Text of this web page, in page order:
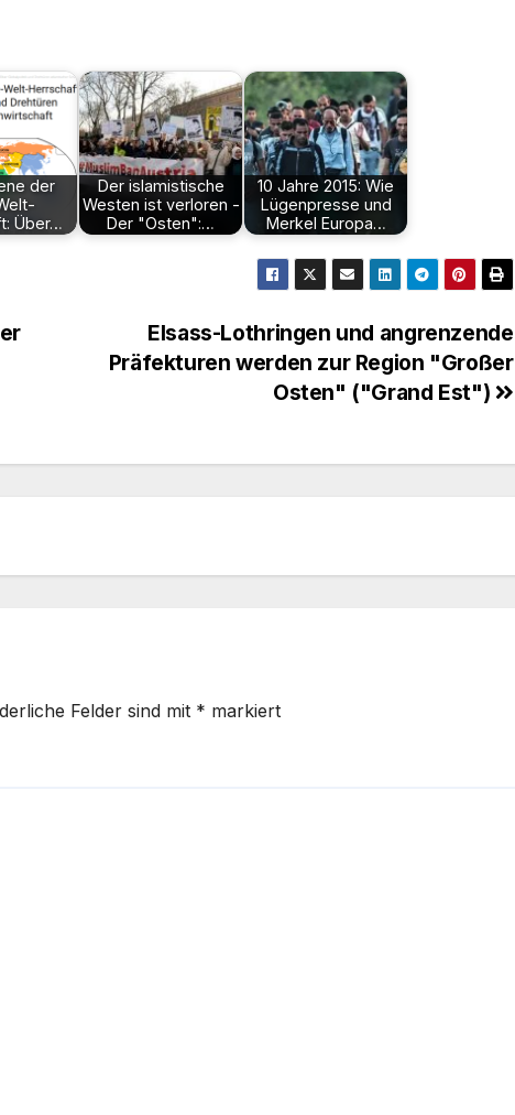
der
Über…
Der islamistische
Westen ist verloren -
Der "Osten":…
10 Jahre 2015: Wie
Lügenpresse und
Merkel Europa…
Elsass-Lothringen und angrenzende
Präfekturen werden zur Region "Großer
Osten" ("Grand Est")
Felder sind mit * markiert